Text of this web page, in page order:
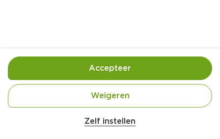
1 doosje zoete kersen (250 g, diepvries)
2 el suiker
Zelf instellen
Weigeren
Accepteer